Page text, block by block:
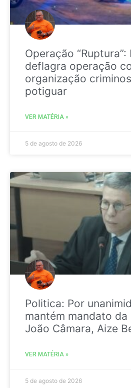
Operação
deflagra operação
organização
potiguar
VER MATÉRIA »
5 de agosto de 2026
Politica: Por
mantém mandato
João Câmara, Aize
VER MATÉRIA »
5 de agosto de 2026